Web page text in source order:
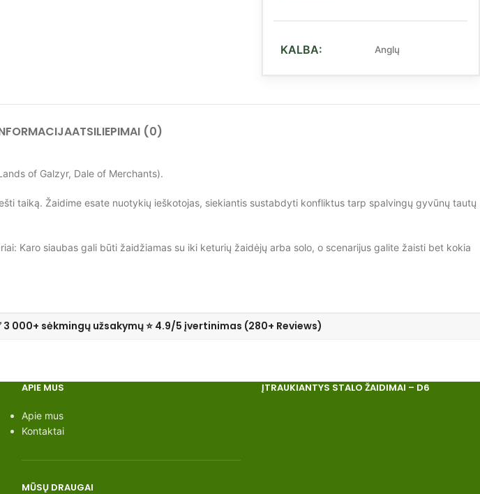
KALBA: Anglų
ATSILIEPIMAI (0)
of Galzyr, Dale of Merchants).
taiką. Žaidime esate nuotykių ieškotojas, siekiantis sustabdyti konfliktus tarp spalvingų gyvūnų tautų
Karo siaubas gali būti žaidžiamas su iki keturių žaidėjų arba solo, o scenarijus galite žaisti bet kokia
000+ sėkmingų užsakymų ⭐ 4.9/5 įvertinimas (280+ Reviews)
APIE MUS
Apie mus
Kontaktai
MŪSŲ DRAUGAI
ĮTRAUKIANTYS STALO ŽAIDIMAI – D6